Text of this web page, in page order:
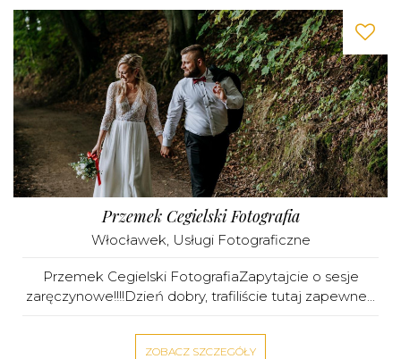
Przemek Cegielski Fotografia
Włocławek, Usługi Fotograficzne
Przemek Cegielski FotografiaZapytajcie o sesje
zaręczynowe!!!!Dzień dobry, trafiliście tutaj zapewne...
ZOBACZ SZCZEGÓŁY